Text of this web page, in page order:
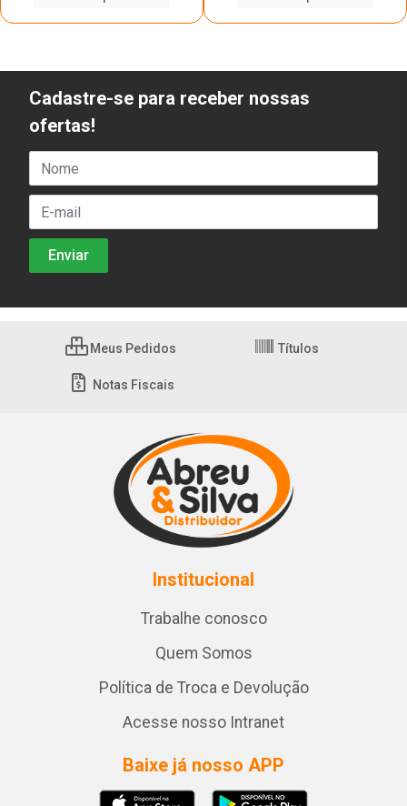
Cadastre-se para receber nossas
ofertas!
Meus Pedidos Títulos
Notas Fiscais
Institucional
Trabalhe conosco
Quem Somos
Política de Troca e Devolução
Acesse nosso Intranet
Baixe já nosso APP